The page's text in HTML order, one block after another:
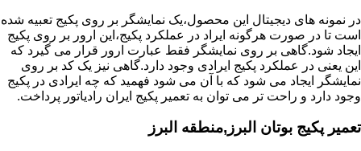
در نمونه های دیجیتال این محصول،یک نمایشگر بر روی پکیج تعبیه شده
است تا در صورت هرگونه ایراد در عملکرد پکیج،این ارور بر روی پکیج
ایجاد شود.گاهی بر روی نمایشگر فقط عبارت ارور قرار می گیرد که
این یعنی در عملکرد پکیج ایرادی وجود دارد.گاهی نیز یک کد بر روی
نمایشگر ایجاد می شود که با آن می شود فهمید که چه ایرادی در پکیج
وجود دارد و راحت تر می توان به تعمیر پکیج ایران رادیاتور پرداخت.
تعمیر پکیج بوتان البرز,منطقه البرز